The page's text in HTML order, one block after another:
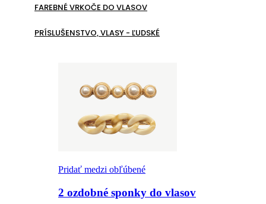
FAREBNÉ VRKOČE DO VLASOV
PRÍSLUŠENSTVO, VLASY - ĽUDSKÉ
Pridať medzi obľúbené
2 ozdobné sponky do vlasov